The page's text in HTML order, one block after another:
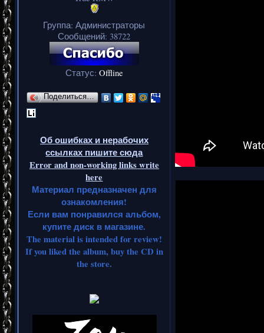
Группа: Администраторы
Сообщений: 38722
Статус: Offline
Поделиться…
Об ошибках и нерабочих
ссылках пишите сюда
Error and non-working links write
here
Материал предназначен для
ознакомления!
Если вам понравился альбом,
купите диск в магазине.
The material is intended for review!
If you liked the album, buy the CD in
the store.